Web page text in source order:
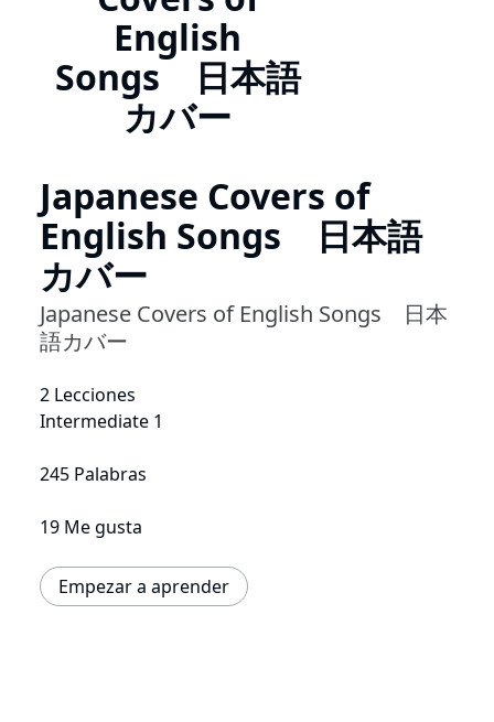
English
Songs 日本語
カバー
Japanese Covers of
English Songs 日本語
カバー
Japanese Covers of English Songs 日本
語カバー
2 Lecciones
Intermediate 1
245 Palabras
19 Me gusta
Empezar a aprender